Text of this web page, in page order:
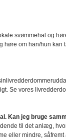
svømmehal og
høre om han/hun
Se vores
Kan jeg bruge
til det anlæg,
eller mindre,